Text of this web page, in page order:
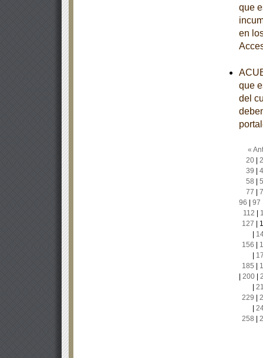
que
en
que
del
«
20|
39
58
77
96
97
112
127
156
185
200|
229
258